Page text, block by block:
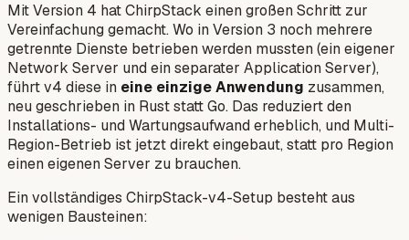
Mit Version 4 hat ChirpStack einen großen Schritt zur
Vereinfachung gemacht. Wo in Version 3 noch mehrere
getrennte Dienste betrieben werden mussten (ein eigener
Network Server und ein separater Application Server),
führt v4 diese in eine einzige Anwendung zusammen,
neu geschrieben in Rust statt Go. Das reduziert den
Installations- und Wartungsaufwand erheblich, und Multi-
Region-Betrieb ist jetzt direkt eingebaut, statt pro Region
einen eigenen Server zu brauchen.
Ein vollständiges ChirpStack-v4-Setup besteht aus
wenigen Bausteinen: